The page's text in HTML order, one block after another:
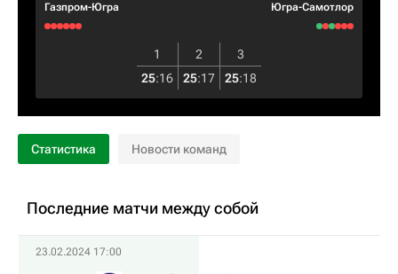
Газпром-Югра Югра-Самотлор
1 2
3
25:16 25:17 25:18
Статистика Новости команд
Последние матчи между собой
23.02.2024 17:00